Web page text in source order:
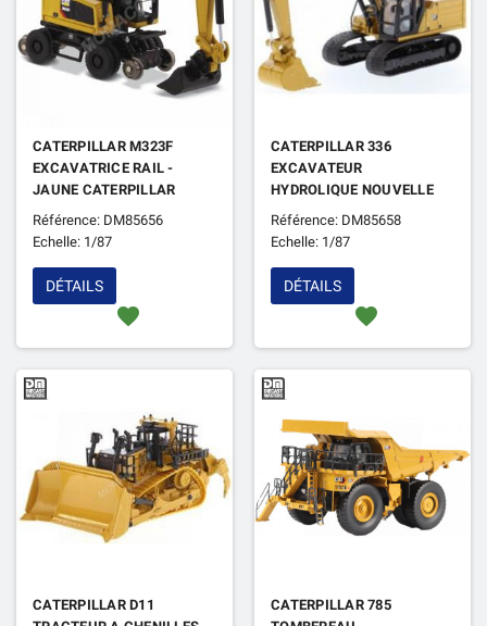
CATERPILLAR M323F
EXCAVATRICE RAIL -
JAUNE CATERPILLAR
Référence: DM85656
Echelle: 1/87
favorite
DÉTAILS
CATERPILLAR 336
EXCAVATEUR
HYDROLIQUE NOUVELLE
GENERATION
Référence: DM85658
Echelle: 1/87
favorite
DÉTAILS
CATERPILLAR D11
CATERPILLAR 785